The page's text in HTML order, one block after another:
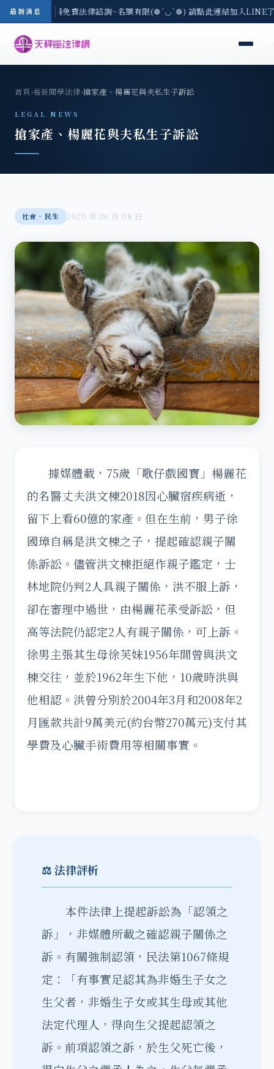
最新消息
-8/3(一) 現場免費法律諮詢~名額有限(❁´◡`❁) 請點此連結加入LINE
首頁›看新聞學法律›搶家產、楊麗花與夫私生子訴訟
LEGAL NEWS
搶家產、楊麗花與夫私生子訴訟
社會‧民生 2020 年 06 月 08 日
據媒體載，75歲「歌仔戲國寶」楊麗花
的名醫丈夫洪文棟2018因心臟宿疾病逝，
留下上看60億的家產。但在生前，男子徐
國璋自稱是洪文棟之子，提起確認親子關
係訴訟。儘管洪文棟拒絕作親子鑑定，士
林地院仍判2人具親子關係，洪不服上訴，
卻在審理中過世，由楊麗花承受訴訟，但
高等法院仍認定2人有親子關係，可上訴。
徐男主張其生母徐芙妹1956年間曾與洪文
棟交往，並於1962年生下他，10歲時洪與
他相認。洪曾分別於2004年3月和2008年2
月匯款共計9萬美元(約台幣270萬元)支付其
學費及心臟手術費用等相關事實。
⚖️ 法律評析
本件法律上提起訴訟為「認領之
訴」，非媒體所載之確認親子關係之
訴。有關強制認領，民法第1067條規
定：「有事實足認其為非婚生子女之
生父者，非婚生子女或其生母或其他
法定代理人，得向生父提起認領之
訴。前項認領之訴，於生父死亡後，